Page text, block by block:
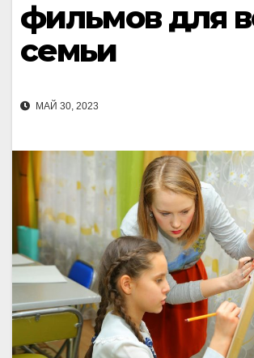
фильмов для
семьи
МАЙ 30, 2023